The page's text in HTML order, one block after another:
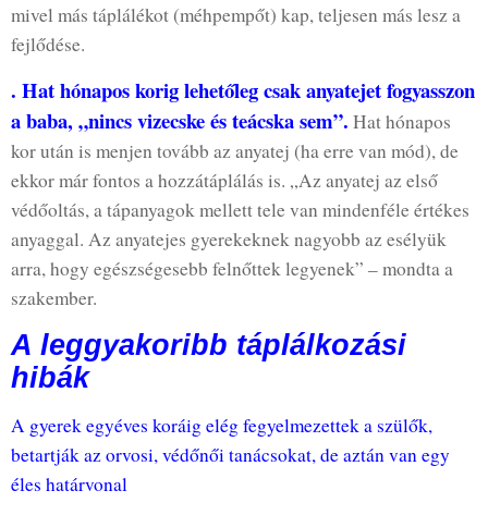
mivel más táplálékot (méhpempőt) kap, teljesen más lesz a
fejlődése.
. Hat hónapos korig lehetőleg csak anyatejet fogyasszon
a baba, „nincs vizecske és teácska sem”. Hat hónapos
kor után is menjen tovább az anyatej (ha erre van mód), de
ekkor már fontos a hozzátáplálás is. „Az anyatej az első
védőoltás, a tápanyagok mellett tele van mindenféle értékes
anyaggal. Az anyatejes gyerekeknek nagyobb az esélyük
arra, hogy egészségesebb felnőttek legyenek” – mondta a
szakember.
A leggyakoribb táplálkozási
hibák
A gyerek egyéves koráig elég fegyelmezettek a szülők,
betartják az orvosi, védőnői tanácsokat, de aztán van egy
éles határvonal